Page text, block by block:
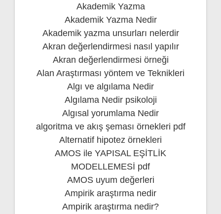
Akademik Yazma
Akademik Yazma Nedir
Akademik yazma unsurları nelerdir
Akran değerlendirmesi nasıl yapılır
Akran değerlendirmesi örneği
Alan Araştırması yöntem ve Teknikleri
Algı ve algılama Nedir
Algılama Nedir psikoloji
Algısal yorumlama Nedir
algoritma ve akış şeması örnekleri pdf
Alternatif hipotez örnekleri
AMOS ile YAPISAL EŞİTLİK
MODELLEMESİ pdf
AMOS uyum değerleri
Ampirik araştırma nedir
Ampirik araştırma nedir?